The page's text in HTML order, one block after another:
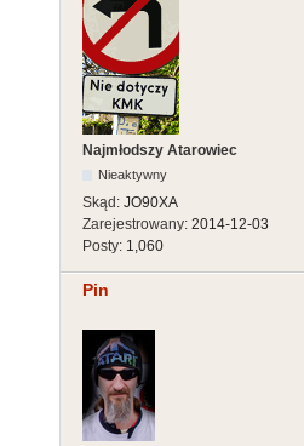
Najmłodszy Atarowiec
Nieaktywny
Skąd: JO90XA
Zarejestrowany: 2014-12-03
Posty: 1,060
Pin